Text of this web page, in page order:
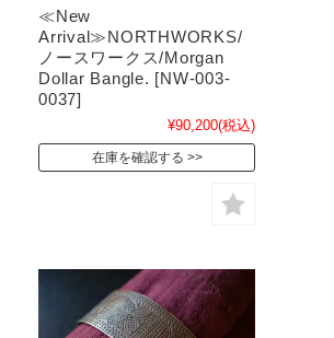
≪New
Arrival≫NORTHWORKS/
ノースワークス/Morgan
Dollar Bangle. [NW-003-
0037]
¥90,200(税込)
在庫を確認する